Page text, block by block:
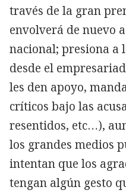
través de la gran
envolverá de nuevo a
nacional; presiona a
desde el
les den apoyo,
críticos bajo las
resentidos, etc…),
los grandes medios
intentan que los
tengan algún gesto